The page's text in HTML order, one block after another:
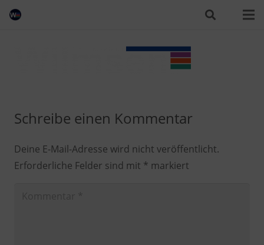
Schreibe einen Kommentar
Deine E-Mail-Adresse wird nicht veröffentlicht.
Erforderliche Felder sind mit * markiert